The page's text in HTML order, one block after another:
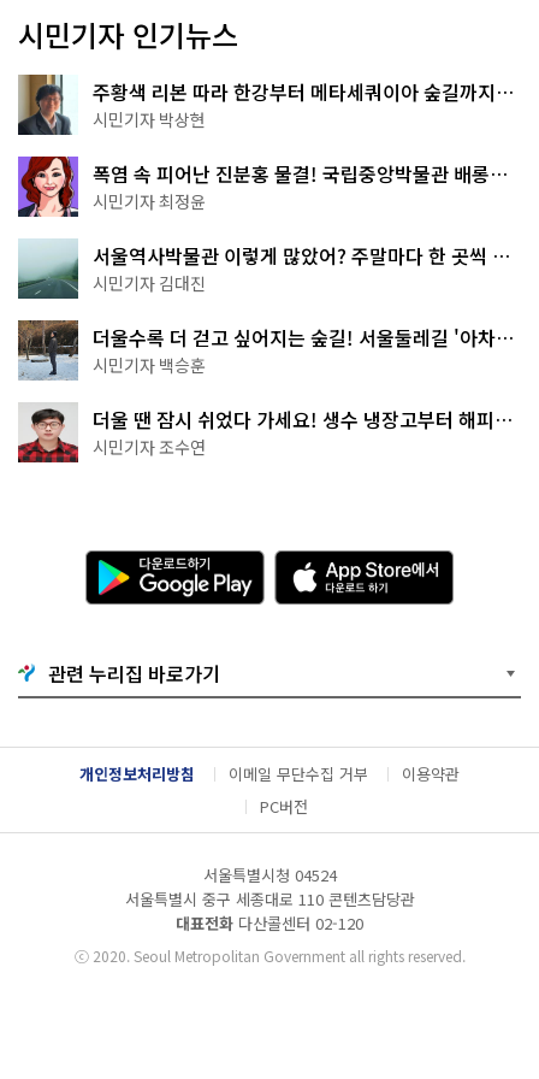
시민기자 인기뉴스
주황색 리본 따라 한강부터 메타세쿼이아 숲길까지…
서울둘레길 15코스
시민기자 박상현
폭염 속 피어난 진분홍 물결! 국립중앙박물관 배롱나
무 명소
시민기자 최정윤
서울역사박물관 이렇게 많았어? 주말마다 한 곳씩 떠
나는 역사 산책
시민기자 김대진
더울수록 더 걷고 싶어지는 숲길! 서울둘레길 '아차산
코스'
시민기자 백승훈
더울 땐 잠시 쉬었다 가세요! 생수 냉장고부터 해피소
·무더위쉼터까지
시민기자 조수연
다
운
로
기
G
o
g
l
e
l
A
p
p
e
서
다
운
드
관련 누리집 바로가기
개인정보처리방침 이메일 무단수집 거부
이용약관
PC버전
서울특별시청 04524
서울특별시 중구 세종대로 110 콘텐츠담당관
대표전화 다산콜센터 02-120
ⓒ2020. Seoul Metropolitan Government all rights reserved.